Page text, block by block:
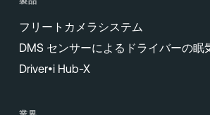
フリートカメラシステム
DMS センサーによるドライバーの眠
Driver•i Hub-X